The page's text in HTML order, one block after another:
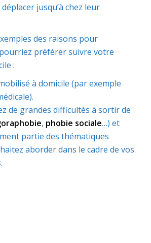
jusqu’à chez leur
des raisons pour
préférer suivre votre
:
à domicile (par exemple
de grandes difficultés à sortir de
, phobie sociale…) et
partie des thématiques
aborder dans le cadre de vos